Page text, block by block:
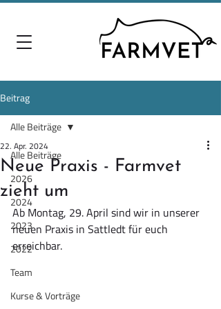
Beitrag
Alle Beiträge
2026
2024
2023
2022
Team
Kurse & Vorträge
Alle Beiträge
Neue Praxis - Farmvet
zieht um
22. Apr. 2024
Ab Montag, 29. April sind wir in unserer
neuen Praxis in Sattledt für euch
erreichbar.